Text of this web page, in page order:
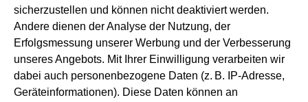
Wasser
Service
sicherzustellen und können nicht deaktiviert werden.
Andere dienen der Analyse der Nutzung, der
Erfolgsmessung unserer Werbung und der Verbesserung
unseres Angebots. Mit Ihrer Einwilligung verarbeiten wir
dabei auch personenbezogene Daten (z. B. IP-Adresse,
Geräteinformationen). Diese Daten können an